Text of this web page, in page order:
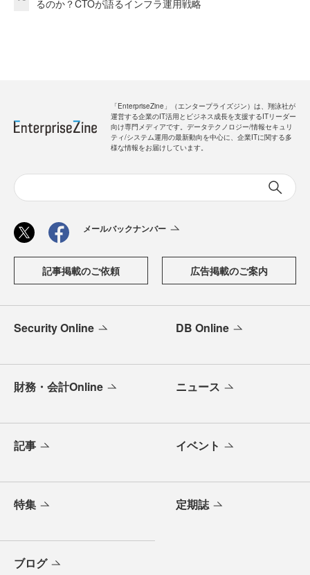
るのか？CTOが語るインフラ運用戦略
「EnterpriseZine」（エンタープライズジン）は、翔泳社が
運営する企業のIT活用とビジネス成長を支援するITリーダー
向け専門メディアです。データテクノロジー/情報セキュリ
ティ/システム運用の最新動向を中心に、企業ITに関する多
様な情報をお届けしています。
メールバックナンバー
記事掲載のご依頼 広告掲載のご案内
Security Online DB Online
財務・会計Online ニュース
記事 イベント
特集 定期誌
ブログ